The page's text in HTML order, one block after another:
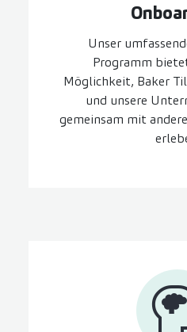
Unser
Programm
Möglichkeit, Baker
und unsere
gemeinsam mit